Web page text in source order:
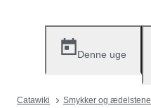
Denne uge
Catawiki Smykker og ædelstene